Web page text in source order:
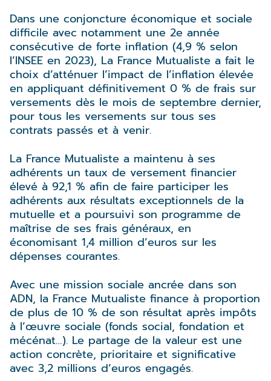
Dans une conjoncture économique et sociale
difficile avec notamment une 2e année
consécutive de forte inflation (4,9 % selon
l’INSEE en 2023), La France Mutualiste a fait le
choix d’atténuer l’impact de l’inflation élevée
en appliquant définitivement 0 % de frais sur
versements dès le mois de septembre dernier,
pour tous les versements sur tous ses
contrats passés et à venir.
La France Mutualiste a maintenu à ses
adhérents un taux de versement financier
élevé à 92,1 % afin de faire participer les
adhérents aux résultats exceptionnels de la
mutuelle et a poursuivi son programme de
maîtrise de ses frais généraux, en
économisant 1,4 million d’euros sur les
dépenses courantes.
Avec une mission sociale ancrée dans son
ADN, la France Mutualiste finance à proportion
de plus de 10 % de son résultat après impôts
à l’œuvre sociale (fonds social, fondation et
mécénat…). Le partage de la valeur est une
action concrète, prioritaire et significative
avec 3,2 millions d’euros engagés.